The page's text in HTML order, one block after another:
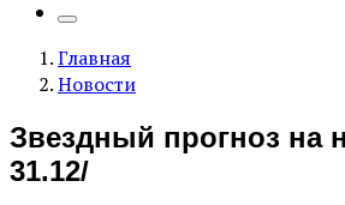
Главная
Новости
Звездный прогноз на
31.12/